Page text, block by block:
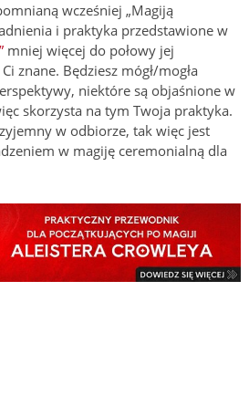
wcześniej „Magiją
i praktyka przedstawione w
mniej więcej do połowy jej
znane. Będziesz mógł/mogła
niektóre są objaśnione w
skorzysta na tym Twoja praktyka.
w odbiorze, tak więc jest
w magiję ceremonialną dla